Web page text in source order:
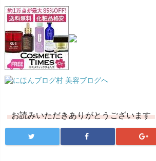
お読みいただきありがとうございます